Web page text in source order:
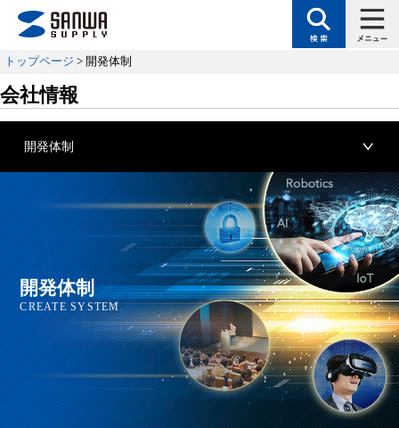
トップページ > 開発体制
会社情報
開発体制
開発体制
CREATE SYSTEM